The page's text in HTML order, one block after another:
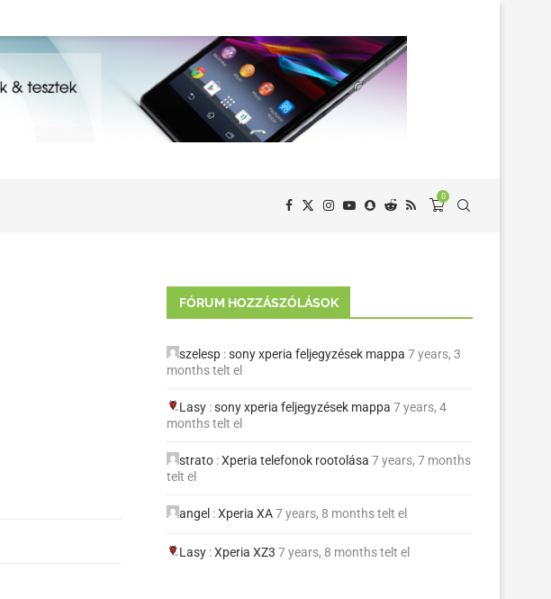
0
FÓRUM HOZZÁSZÓLÁSOK
szelesp :sony xperia feljegyzések mappa 7 years, 3
months telt el
Lasy :sony xperia feljegyzések mappa 7 years, 4
months telt el
strato :Xperia telefonok rootolása 7 years, 7 months
telt el
angel :Xperia XA7 years, 8 months telt el
Lasy :Xperia XZ3 7 years, 8 months telt el